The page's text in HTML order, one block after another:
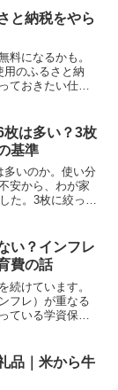
と納税をやら
料になるかも。
用のふるさと納
ておきたい仕組
枚は多い？3枚
基準
多いのか。使い分
安から、わが家
た。3枚に絞った
い？インフレ
費の話
続けています。
フレ）が重なる
ている学資保険
解説します。
品｜米から牛